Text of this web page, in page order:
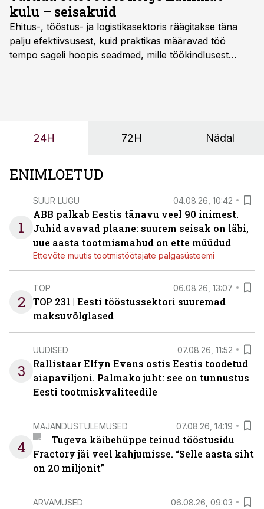
kulu – seisakuid
Ehitus-, tööstus- ja logistikasektoris räägitakse täna
palju efektiivsusest, kuid praktikas määravad töö
tempo sageli hoopis seadmed, mille töökindlusest
24H 72H Nädal
ENIMLOETUD
1
SUUR LUGU 04.08.26, 10:42
ABB palkab Eestis tänavu veel 90 inimest.
Juhid avavad plaane: suurem seisak on läbi,
uue aasta tootmismahud on ette müüdud
Ettevõte muutis tootmistöötajate palgasüsteemi
2
TOP 06.08.26, 13:07
TOP 231 | Eesti tööstussektori suuremad
maksuvõlglased
3
UUDISED 07.08.26, 11:52
Rallistaar Elfyn Evans ostis Eestis toodetud
aiapaviljoni. Palmako juht: see on tunnustus
Eesti tootmiskvaliteedile
4
MAJANDUSTULEMUSED 07.08.26, 14:19
Tugeva käibehüppe teinud tööstusidu
Fractory jäi veel kahjumisse. “Selle aasta siht
on 20 miljonit”
ARVAMUSED 06.08.26, 09:03